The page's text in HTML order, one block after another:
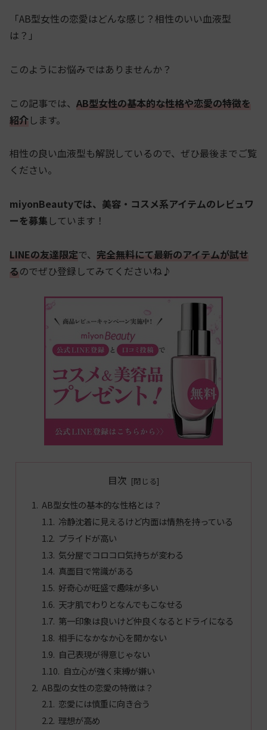
「AB型女性の恋愛はどんな感じ？相性のいい血液型
は？」
このようにお悩みではありませんか？
この記事では、 AB型女性の基本的な性格や恋愛の特徴を
紹介します。
相性の良い血液型も解説しているので、ぜひ最後までご覧
ください。
miyonBeautyでは、美容・コスメ系アイテムのレビュワ
ーを募集 しています！
LINEの友達限定で、 完全無料にて最新のアイテムが試せ
るのでぜひ登録してみてくださいね♪
目次
AB型女性の基本的な性格とは？
冷静沈着に見えるけど内面は情熱を持っている
プライドが高い
気分屋でコロコロ気持ちが変わる
真面目で常識がある
好奇心が旺盛で趣味が多い
天才肌でわりとなんでもこなせる
第一印象は良いけど仲良くなるとドライになる
相手になかなか心を開かない
自己表現が得意じゃない
自立心が強く束縛が嫌い
AB型の女性の恋愛の特徴は？
恋愛には慎重に向き合う
理想が高め